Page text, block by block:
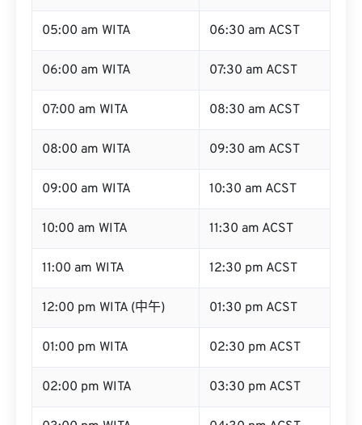
05:00 am WITA 06:30 am ACST
06:00 am WITA 07:30 am ACST
07:00 am WITA 08:30 am ACST
08:00 am WITA 09:30 am ACST
09:00 am WITA 10:30 am ACST
10:00 am WITA 11:30 am ACST
11:00 am WITA 12:30 pm ACST
12:00 pm WITA (中午) 01:30 pm ACST
01:00 pm WITA 02:30 pm ACST
02:00 pm WITA 03:30 pm ACST